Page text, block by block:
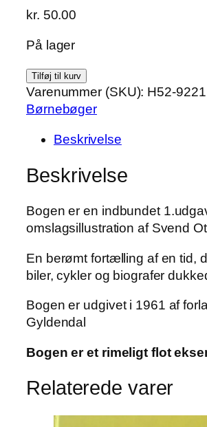
kr. 50.00
På lager
Josefine
Posekigger
af
Kvist
Tilføj til kurv
Varenummer (SKU): H52-9221
Børnebøger
Beskrivelse
Beskrivelse
Bogen er en indbundet
omslagsillustration af Svend
En berømt fortælling af en tid,
biler, cykler og biografer
Bogen er udgivet i 1961 af
Gyldendal
Bogen er et rimeligt flot
Relaterede varer